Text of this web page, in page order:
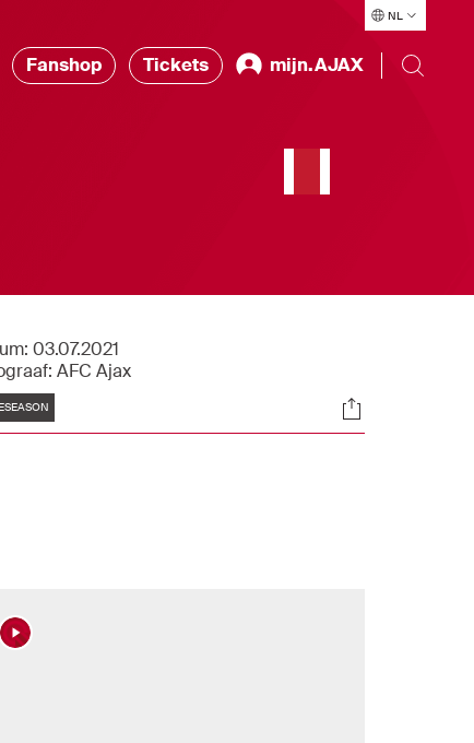
NL
Fanshop Tickets mijn.AJAX
03.07.2021
AFC Ajax
Socials